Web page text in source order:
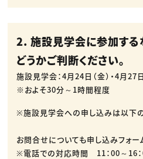
2. 施設見学会に参加する
どうかご判断ください。
施設見学会：4月24日（金）・4月27
※およそ30分～1時間程度
※施設見学会への申し込みは以下の
お問合せについても申し込みフォー
※電話での対応時間 11：00～16：